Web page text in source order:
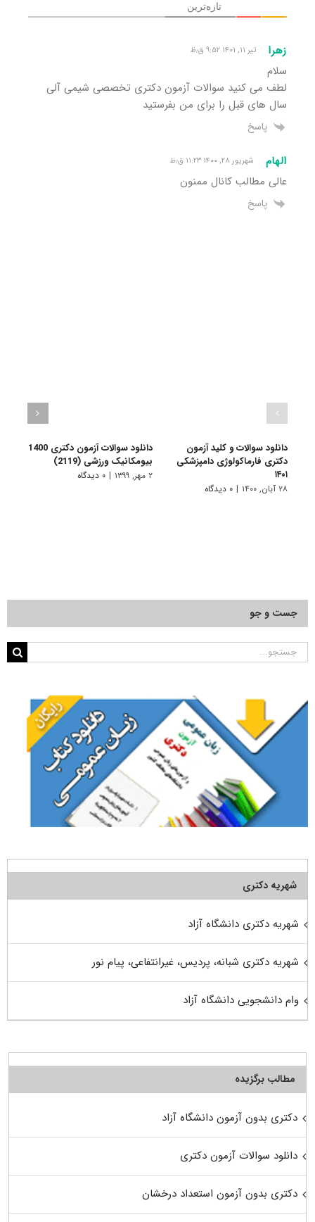
تازه‌ترین
زهرا تیر ۱۱, ۱۴۰۱ ۹:۵۲ ق٫ظ
سلام
لطف می کنید سوالات آزمون دکتری تخصصی شیمی آلی
سال های قبل را برای من بفرستید
پاسخ
الهام شهریور ۲۸, ۱۴۰۰ ۱۱:۲۳ ق٫ظ
عالی مطالب کانال ممنون
پاسخ
دانلود سوالات و کلید آزمون
دکتری فارماکولوژی دامپزشکی
۱۴۰۱
۲۸ آبان, ۱۴۰۰ | ۰ دیدگاه
دانلود سوالات آزمون دکتری 1400
بیومکانیک ورزشی (2119)
۲ مهر, ۱۳۹۹ | ۰ دیدگاه
جست و جو
جستجو
شهریه دکتری
شهریه دکتری دانشگاه آزاد
شهریه دکتری شبانه، پردیس، غیرانتفاعی، پیام نور
وام دانشجویی دانشگاه آزاد
مطالب برگزیده
دکتری بدون آزمون دانشگاه آزاد
دانلود سوالات آزمون دکتری
دکتری بدون آزمون استعداد درخشان